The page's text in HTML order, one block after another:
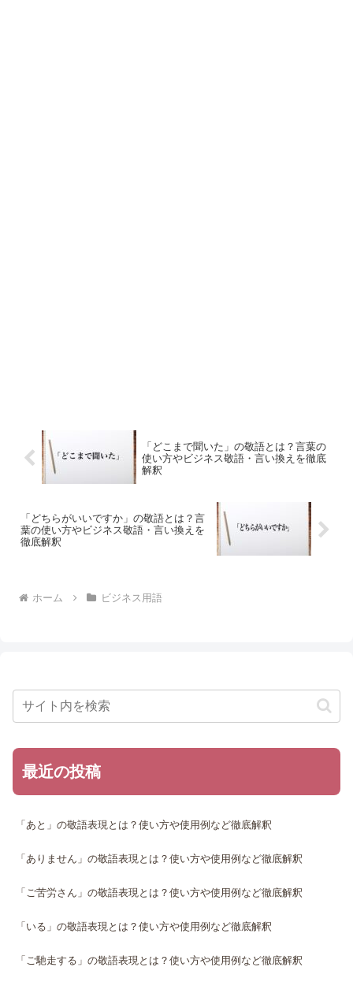
「どこまで聞いた」の敬語とは？言葉の
使い方やビジネス敬語・言い換えを徹底
解釈
「どちらがいいですか」の敬語とは？言
葉の使い方やビジネス敬語・言い換えを
徹底解釈
ホーム ビジネス用語
最近の投稿
「あと」の敬語表現とは？使い方や使用例など徹底解釈
「ありません」の敬語表現とは？使い方や使用例など徹底解釈
「ご苦労さん」の敬語表現とは？使い方や使用例など徹底解釈
「いる」の敬語表現とは？使い方や使用例など徹底解釈
「ご馳走する」の敬語表現とは？使い方や使用例など徹底解釈